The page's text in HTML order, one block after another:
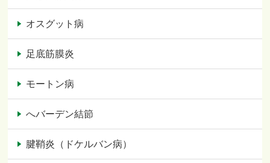
オスグット病
足底筋膜炎
モートン病
へバーデン結節
腱鞘炎（ドケルバン病）